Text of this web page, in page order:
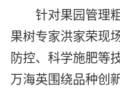
针对果园管理
果树专家洪家荣现
防控、科学施肥等
万海英围绕品种创